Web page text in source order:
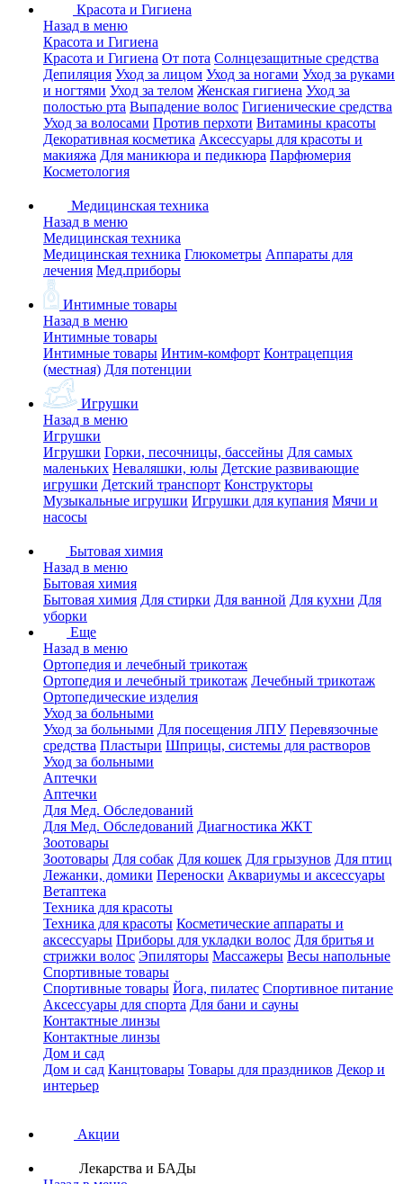
Красота и Гигиена
Назад в меню
Красота и Гигиена
Красота и Гигиена От пота Солнцезащитные средства
Депиляция Уход за лицом Уход за ногами Уход за руками
и ногтями Уход за телом Женская гигиена Уход за
полостью рта Выпадение волос Гигиенические средства
Уход за волосами Против перхоти Витамины красоты
Декоративная косметика Аксессуары для красоты и
макияжа Для маникюра и педикюра Парфюмерия
Косметология
Медицинская техника
Назад в меню
Медицинская техника
Медицинская техника Глюкометры Аппараты для
лечения Мед.приборы
Интимные товары
Назад в меню
Интимные товары
Интимные товары Интим-комфорт Контрацепция
(местная) Для потенции
Игрушки
Назад в меню
Игрушки
Игрушки Горки, песочницы, бассейны Для самых
маленьких Неваляшки, юлы Детские развивающие
игрушки Детский транспорт Конструкторы
Музыкальные игрушки Игрушки для купания Мячи и
насосы
Бытовая химия
Назад в меню
Бытовая химия
Бытовая химия Для стирки Для ванной Для кухни Для
уборки
Еще
Назад в меню
Ортопедия и лечебный трикотаж
Ортопедия и лечебный трикотаж Лечебный трикотаж
Ортопедические изделия
Уход за больными
Уход за больными Для посещения ЛПУ Перевязочные
средства Пластыри Шприцы, системы для растворов
Уход за больными
Аптечки
Аптечки
Для Мед. Обследований
Для Мед. Обследований Диагностика ЖКТ
Зоотовары
Зоотовары Для собак Для кошек Для грызунов Для птиц
Лежанки, домики Переноски Аквариумы и аксессуары
Ветаптека
Техника для красоты
Техника для красоты Косметические аппараты и
аксессуары Приборы для укладки волос Для бритья и
стрижки волос Эпиляторы Массажеры Весы напольные
Спортивные товары
Спортивные товары Йога, пилатес Спортивное питание
Аксессуары для спорта Для бани и сауны
Контактные линзы
Контактные линзы
Дом и сад
Дом и сад Канцтовары Товары для праздников Декор и
интерьер
Акции
Лекарства и БАДы